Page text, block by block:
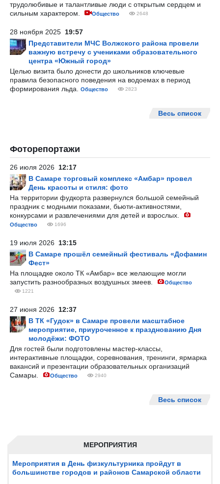
МЕРОПРИЯТИЯ
Мероприятия в День физкультурника пройдут в
большинстве городов и районов Самарской области
трудолюбивые и талантливые люди с открытым сердцем и
сильным характером.
Общество 2648
28 ноября 2025 19:57
Представители МЧС Волжского района провели
важную встречу с учениками образовательного
центра «Южный город»
Целью визита было донести до школьников ключевые
правила безопасного поведения на водоемах в период
формирования льда.
Общество 2823
Весь список
Фоторепортажи
26 июля 2026 12:17
В Самаре торговый комплекс «Амбар» провел
День красоты и стиля: фото
На территории фудкорта развернулся большой семейный
праздник с модными показами, бьюти-активностями,
конкурсами и развлечениями для детей и взрослых.
Общество 1696
19 июля 2026 13:15
В Самаре прошёл семейный фестиваль «Дофамин
Фест»
На площадке около ТК «Амбар» все желающие могли
запустить разнообразных воздушных змеев.
Общество
1221
27 июня 2026 12:37
В ТК «Гудок» в Самаре провели масштабное
мероприятие, приуроченное к празднованию Дня
молодёжи: ФОТО
Для гостей были подготовлены мастер-классы,
интерактивные площадки, соревнования, тренинги, ярмарка
вакансий и презентации образовательных организаций
Самары.
Общество 2940
Весь список